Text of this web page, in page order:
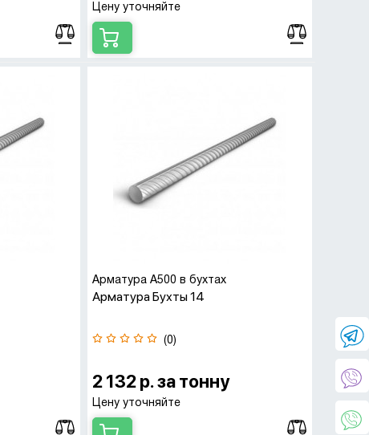
Цену уточняйте
Арматура А500 в бухтах
Арматура Бухты 14
(0)
2 132 р. за тонну
Цену уточняйте